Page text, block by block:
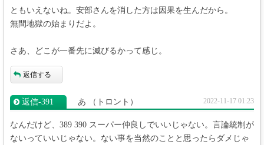
ともいえないね。安部さんを消した方は因果を生んだから。
無間地獄の始まりだよ。
さあ、どこが一番先に滅びるかって感じ。
返信する
返信‐391 あ （トロント） 2022-11-17 01:23
なんだけど、389 390 スーパー仲良しでいいじゃない。言論統制が
ないっていいじゃない。ない事を当然のことと思ったらダメじゃ